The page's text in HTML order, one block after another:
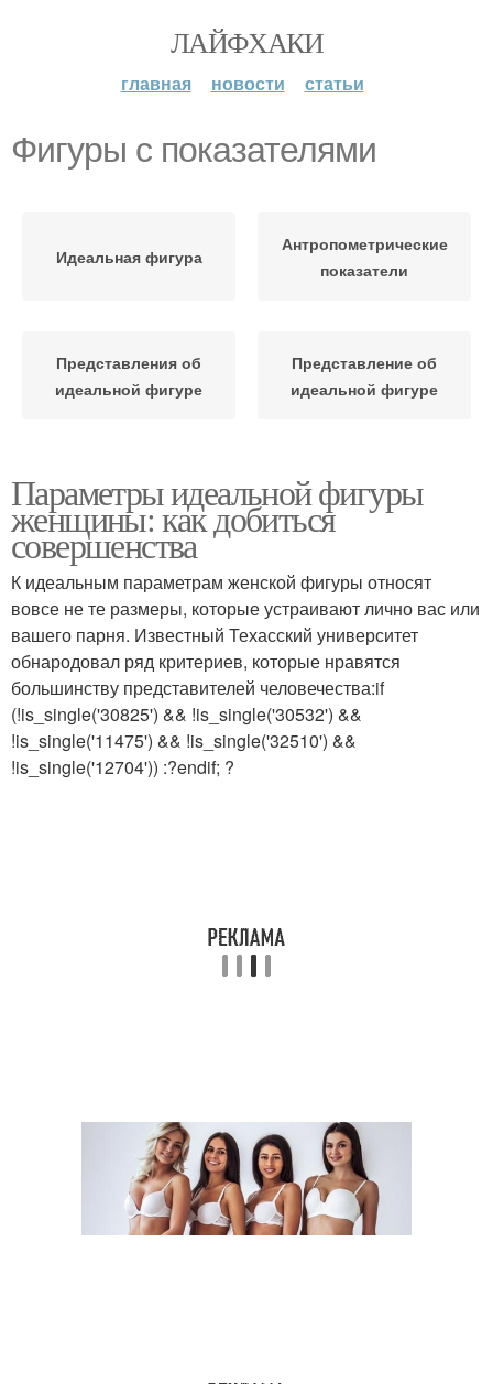
ЛАЙФХАКИ
главная новости статьи
Фигуры с показателями
Идеальная фигура
Антропометрические
показатели
Представления об
идеальной фигуре
Представление об
идеальной фигуре
Параметры идеальной фигуры
женщины: как добиться
совершенства
К идеальным параметрам женской фигуры относят
вовсе не те размеры, которые устраивают лично вас или
вашего парня. Известный Техасский университет
обнародовал ряд критериев, которые нравятся
большинству представителей человечества:if
(!is_single('30825') && !is_single('30532') &&
!is_single('11475') && !is_single('32510') &&
!is_single('12704')) :?endif; ?